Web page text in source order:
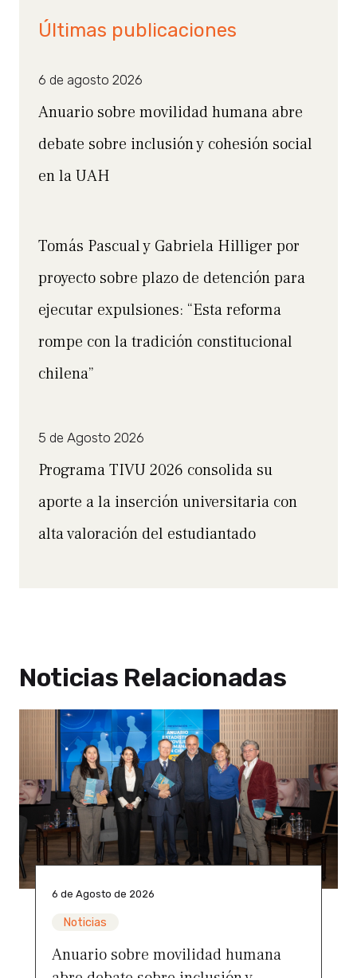
Últimas publicaciones
6 de agosto 2026
Anuario sobre movilidad humana abre
debate sobre inclusión y cohesión social
en la UAH
Tomás Pascual y Gabriela Hilliger por
proyecto sobre plazo de detención para
ejecutar expulsiones: “Esta reforma
rompe con la tradición constitucional
chilena”
5 de Agosto 2026
Programa TIVU 2026 consolida su
aporte a la inserción universitaria con
alta valoración del estudiantado
Noticias Relacionadas
6 de Agosto de 2026
Noticias
Anuario sobre movilidad humana